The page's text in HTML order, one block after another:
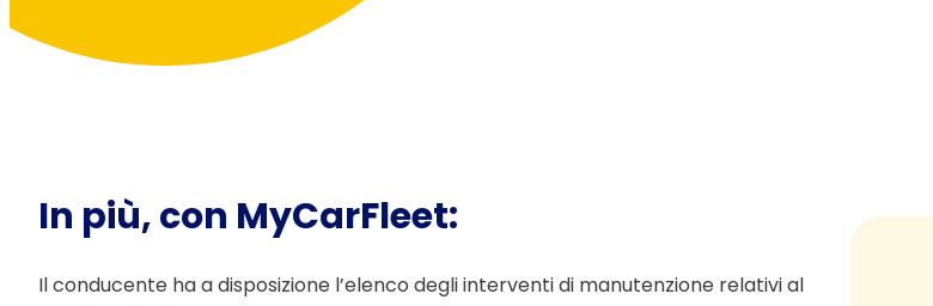
In più, con MyCarFleet:
Il conducente ha a disposizione l’elenco degli interventi di manutenzione relativi al